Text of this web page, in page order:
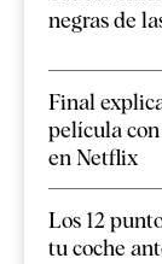
negras de
Final
película con
en Netflix
Los 12
tu coche